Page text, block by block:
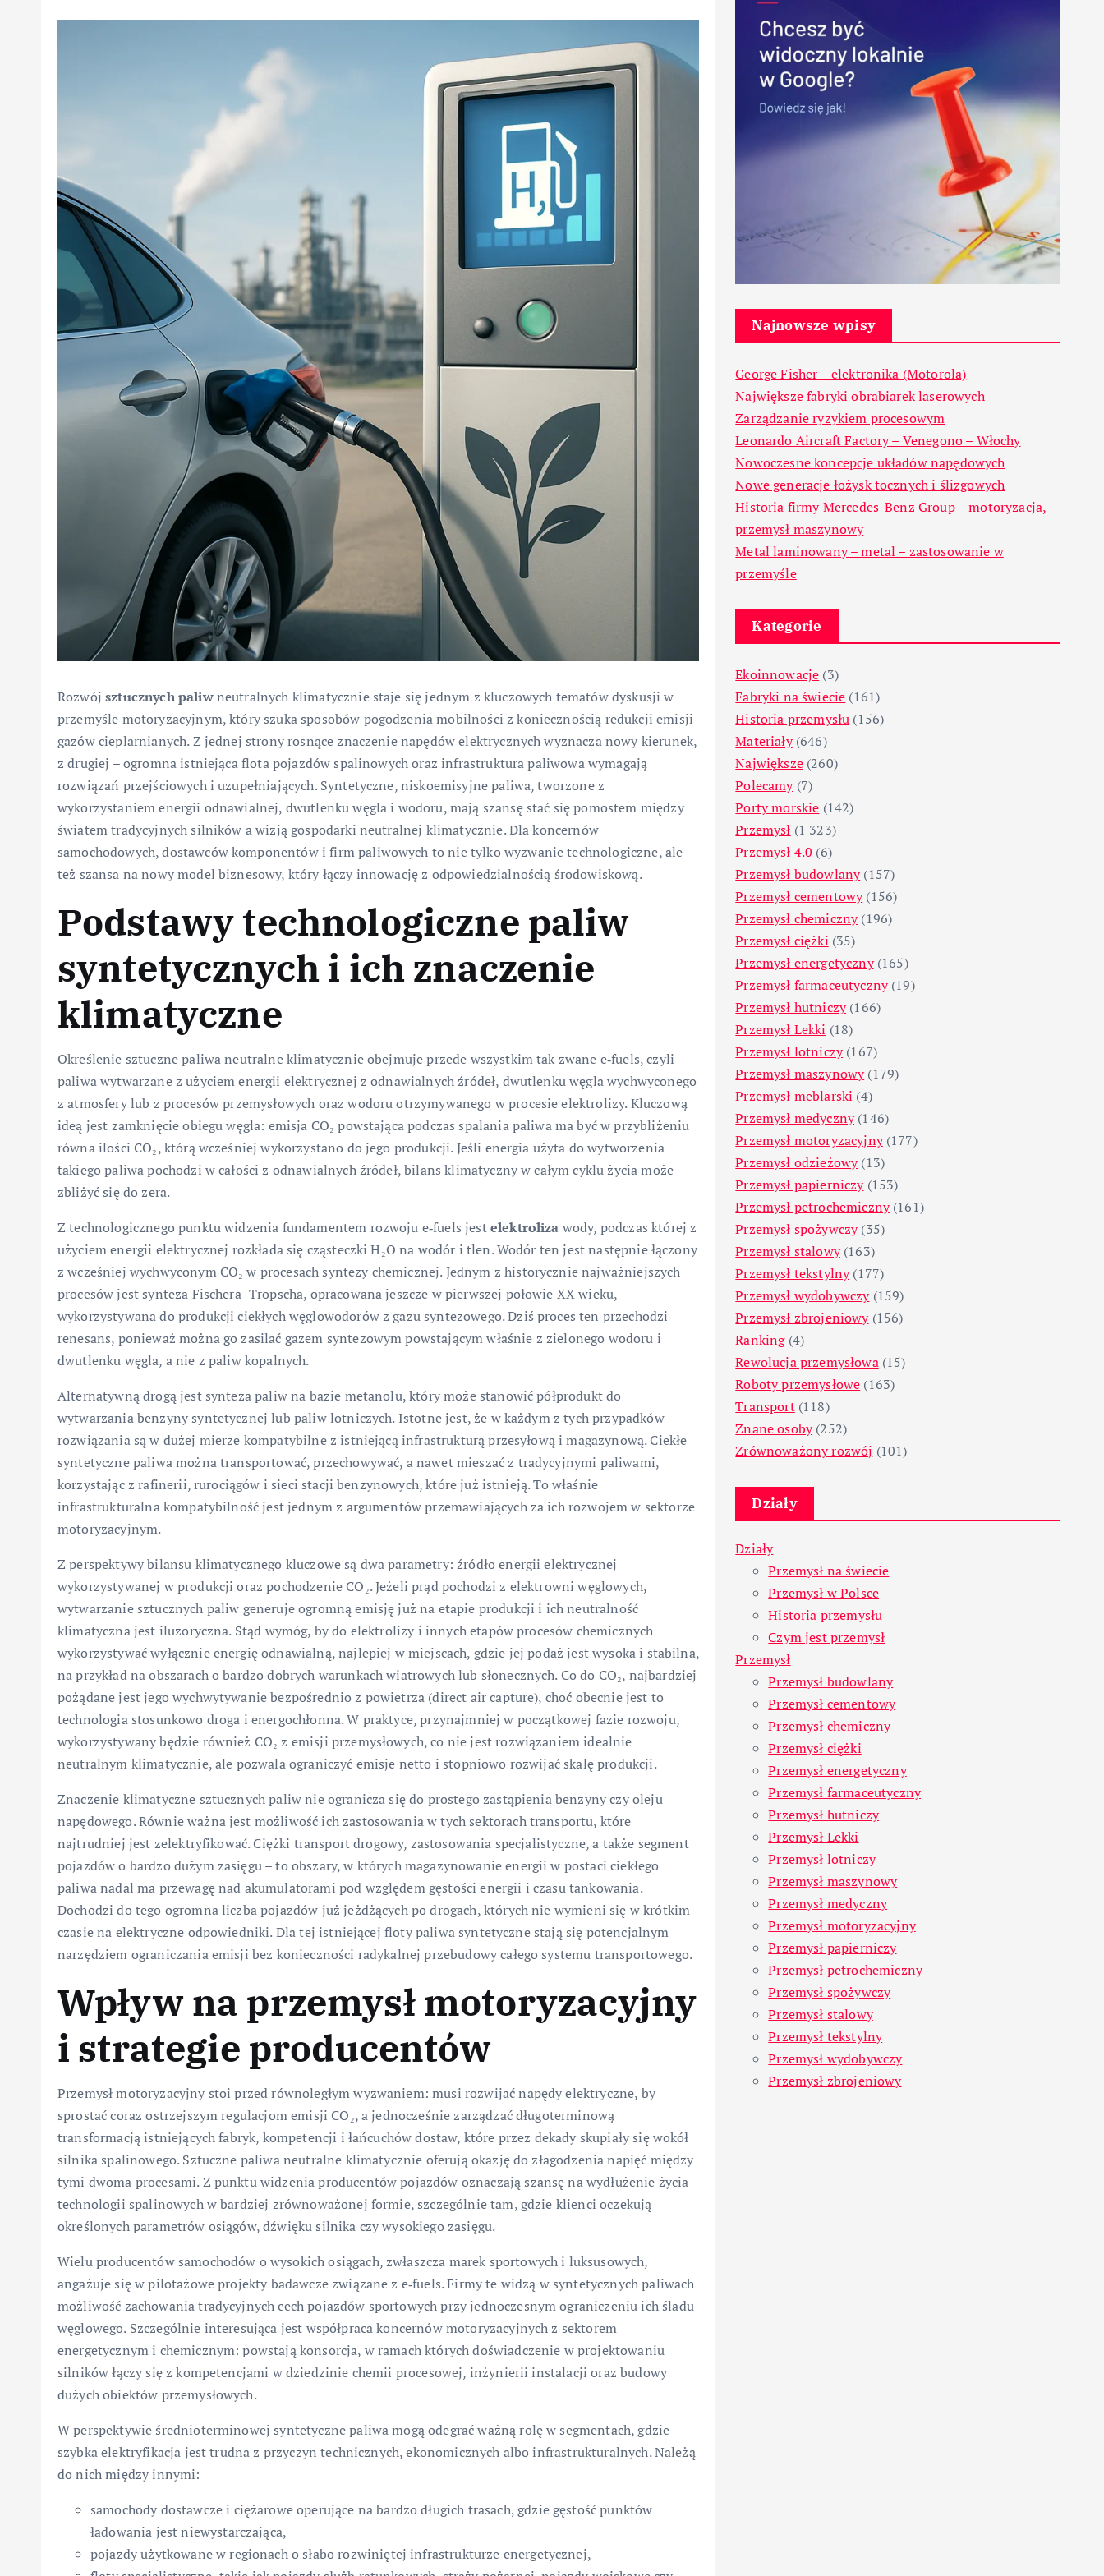
Rozwójsztucznych paliwneutralnych klimatycznie staje się jednym z kluczowych tematów dyskusji w
przemyśle motoryzacyjnym, który szuka sposobów pogodzenia mobilności z koniecznością redukcji emisji
gazów cieplarnianych. Z jednej strony rosnące znaczenie napędów elektrycznych wyznacza nowy kierunek,
z drugiej – ogromna istniejąca flota pojazdów spalinowych oraz infrastruktura paliwowa wymagają
rozwiązań przejściowych i uzupełniających. Syntetyczne, niskoemisyjne paliwa, tworzone z
wykorzystaniem energii odnawialnej, dwutlenku węgla i wodoru, mają szansę stać się pomostem między
światem tradycyjnych silników a wizją gospodarki neutralnej klimatycznie. Dla koncernów
samochodowych, dostawców komponentów i firm paliwowych to nie tylko wyzwanie technologiczne, ale
też szansa na nowy model biznesowy, który łączy innowację z odpowiedzialnością środowiskową.
Podstawy technologiczne paliw
syntetycznych i ich znaczenie
klimatyczne
Określenie sztuczne paliwa neutralne klimatycznie obejmuje przede wszystkim tak zwane e‑fuels, czyli
paliwa wytwarzane z użyciem energii elektrycznej z odnawialnych źródeł, dwutlenku węgla wychwyconego
z atmosfery lub z procesów przemysłowych oraz wodoru otrzymywanego w procesie elektrolizy. Kluczową
ideą jest zamknięcie obiegu węgla: emisja CO₂ powstająca podczas spalania paliwa ma być w przybliżeniu
równa ilości CO₂, którą wcześniej wykorzystano do jego produkcji. Jeśli energia użyta do wytworzenia
takiego paliwa pochodzi w całości z odnawialnych źródeł, bilans klimatyczny w całym cyklu życia może
zbliżyć się do zera.
Z technologicznego punktu widzenia fundamentem rozwoju e‑fuels jestelektroliza wody, podczas której z
użyciem energii elektrycznej rozkłada się cząsteczki H₂O na wodór i tlen. Wodór ten jest następnie łączony
z wcześniej wychwyconym CO₂ w procesach syntezy chemicznej. Jednym z historycznie najważniejszych
procesów jest synteza Fischera–Tropscha, opracowana jeszcze w pierwszej połowie XX wieku,
wykorzystywana do produkcji ciekłych węglowodorów z gazu syntezowego. Dziś proces ten przechodzi
renesans, ponieważ można go zasilać gazem syntezowym powstającym właśnie z zielonego wodoru i
dwutlenku węgla, a nie z paliw kopalnych.
Alternatywną drogą jest synteza paliw na bazie metanolu, który może stanowić półprodukt do
wytwarzania benzyny syntetycznej lub paliw lotniczych. Istotne jest, że w każdym z tych przypadków
rozwiązania są w dużej mierze kompatybilne z istniejącą infrastrukturą przesyłową i magazynową. Ciekłe
syntetyczne paliwa można transportować, przechowywać, a nawet mieszać z tradycyjnymi paliwami,
korzystając z rafinerii, rurociągów i sieci stacji benzynowych, które już istnieją. To właśnie
infrastrukturalna kompatybilność jest jednym z argumentów przemawiających za ich rozwojem w sektorze
motoryzacyjnym.
Z perspektywy bilansu klimatycznego kluczowe są dwa parametry: źródło energii elektrycznej
wykorzystywanej w produkcji oraz pochodzenie CO₂. Jeżeli prąd pochodzi z elektrowni węglowych,
wytwarzanie sztucznych paliw generuje ogromną emisję już na etapie produkcji i ich neutralność
klimatyczna jest iluzoryczna. Stąd wymóg, by do elektrolizy i innych etapów procesów chemicznych
wykorzystywać wyłącznie energię odnawialną, najlepiej w miejscach, gdzie jej podaż jest wysoka i stabilna,
na przykład na obszarach o bardzo dobrych warunkach wiatrowych lub słonecznych. Co do CO₂, najbardziej
pożądane jest jego wychwytywanie bezpośrednio z powietrza (direct air capture), choć obecnie jest to
technologia stosunkowo droga i energochłonna. W praktyce, przynajmniej w początkowej fazie rozwoju,
wykorzystywany będzie również CO₂ z emisji przemysłowych, co nie jest rozwiązaniem idealnie
neutralnym klimatycznie, ale pozwala ograniczyć emisje netto i stopniowo rozwijać skalę produkcji.
Znaczenie klimatyczne sztucznych paliw nie ogranicza się do prostego zastąpienia benzyny czy oleju
napędowego. Równie ważna jest możliwość ich zastosowania w tych sektorach transportu, które
najtrudniej jest zelektryfikować. Ciężki transport drogowy, zastosowania specjalistyczne, a także segment
pojazdów o bardzo dużym zasięgu – to obszary, w których magazynowanie energii w postaci ciekłego
paliwa nadal ma przewagę nad akumulatorami pod względem gęstości energii i czasu tankowania.
Dochodzi do tego ogromna liczba pojazdów już jeżdżących po drogach, których nie wymieni się w krótkim
czasie na elektryczne odpowiedniki. Dla tej istniejącej floty paliwa syntetyczne stają się potencjalnym
narzędziem ograniczania emisji bez konieczności radykalnej przebudowy całego systemu transportowego.
Wpływ na przemysł motoryzacyjny
i strategie producentów
Przemysł motoryzacyjny stoi przed równoległym wyzwaniem: musi rozwijać napędy elektryczne, by
sprostać coraz ostrzejszym regulacjom emisji CO₂, a jednocześnie zarządzać długoterminową
transformacją istniejących fabryk, kompetencji i łańcuchów dostaw, które przez dekady skupiały się wokół
silnika spalinowego. Sztuczne paliwa neutralne klimatycznie oferują okazję do złagodzenia napięć między
tymi dwoma procesami. Z punktu widzenia producentów pojazdów oznaczają szansę na wydłużenie życia
technologii spalinowych w bardziej zrównoważonej formie, szczególnie tam, gdzie klienci oczekują
określonych parametrów osiągów, dźwięku silnika czy wysokiego zasięgu.
Wielu producentów samochodów o wysokich osiągach, zwłaszcza marek sportowych i luksusowych,
angażuje się w pilotażowe projekty badawcze związane z e‑fuels. Firmy te widzą w syntetycznych paliwach
możliwość zachowania tradycyjnych cech pojazdów sportowych przy jednoczesnym ograniczeniu ich śladu
węglowego. Szczególnie interesująca jest współpraca koncernów motoryzacyjnych z sektorem
energetycznym i chemicznym: powstają konsorcja, w ramach których doświadczenie w projektowaniu
silników łączy się z kompetencjami w dziedzinie chemii procesowej, inżynierii instalacji oraz budowy
dużych obiektów przemysłowych.
W perspektywie średnioterminowej syntetyczne paliwa mogą odegrać ważną rolę w segmentach, gdzie
szybka elektryfikacja jest trudna z przyczyn technicznych, ekonomicznych albo infrastrukturalnych. Należą
do nich między innymi:
samochody dostawcze i ciężarowe operujące na bardzo długich trasach, gdzie gęstość punktów
ładowania jest niewystarczająca,
pojazdy użytkowane w regionach o słabo rozwiniętej infrastrukturze energetycznej,
Najnowsze wpisy
George Fisher – elektronika (Motorola)
Największe fabryki obrabiarek laserowych
Zarządzanie ryzykiem procesowym
Leonardo Aircraft Factory – Venegono – Włochy
Nowoczesne koncepcje układów napędowych
Nowe generacje łożysk tocznych i ślizgowych
Historia firmy Mercedes-Benz Group – motoryzacja,
przemysł maszynowy
Metal laminowany – metal – zastosowanie w
przemyśle
Kategorie
Ekoinnowacje (3)
Fabryki na świecie (161)
Historia przemysłu (156)
Materiały(646)
Największe(260)
Polecamy(7)
Porty morskie (142)
Przemysł (1 323)
Przemysł 4.0 (6)
Przemysł budowlany(157)
Przemysł cementowy(156)
Przemysł chemiczny(196)
Przemysł ciężki (35)
Przemysł energetyczny(165)
Przemysł farmaceutyczny(19)
Przemysł hutniczy(166)
Przemysł Lekki (18)
Przemysł lotniczy(167)
Przemysł maszynowy(179)
Przemysł meblarski (4)
Przemysł medyczny(146)
Przemysł motoryzacyjny(177)
Przemysł odzieżowy(13)
Przemysł papierniczy(153)
Przemysł petrochemiczny(161)
Przemysł spożywczy(35)
Przemysł stalowy(163)
Przemysł tekstylny(177)
Przemysł wydobywczy(159)
Przemysł zbrojeniowy(156)
Ranking(4)
Rewolucja przemysłowa(15)
Roboty przemysłowe (163)
Transport(118)
Znane osoby(252)
Zrównoważony rozwój (101)
Działy
Działy
Przemysł na świecie
Przemysł w Polsce
Historia przemysłu
Czym jest przemysł
Przemysł
Przemysł budowlany
Przemysł cementowy
Przemysł chemiczny
Przemysł ciężki
Przemysł energetyczny
Przemysł farmaceutyczny
Przemysł hutniczy
Przemysł Lekki
Przemysł lotniczy
Przemysł maszynowy
Przemysł medyczny
Przemysł motoryzacyjny
Przemysł papierniczy
Przemysł petrochemiczny
Przemysł spożywczy
Przemysł stalowy
Przemysł tekstylny
Przemysł wydobywczy
Przemysł zbrojeniowy